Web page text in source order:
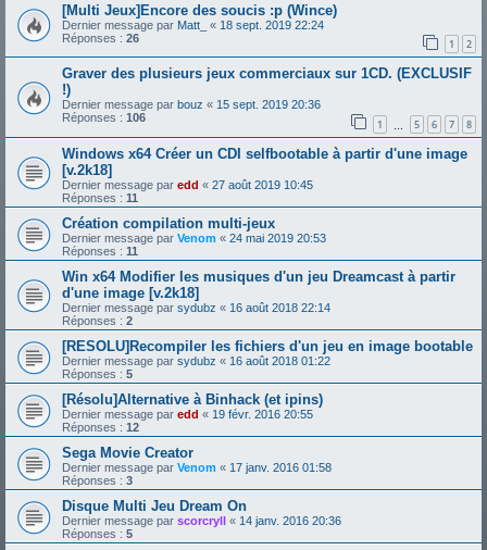
[Multi Jeux]Encore des soucis :p (Wince)
Dernier message par Matt_ « 18 sept. 2019 22:24
Réponses : 26 1 2
Graver des plusieurs jeux commerciaux sur 1CD. (EXCLUSIF
!)
Dernier message par bouz « 15 sept. 2019 20:36
Réponses : 106 1 5 6 7 8
Windows x64 Créer un CDI selfbootable à partir d'une image
[v.2k18]
Dernier message par edd « 27 août 2019 10:45
Réponses : 11
Création compilation multi-jeux
Dernier message par Venom « 24 mai 2019 20:53
Réponses : 11
Win x64 Modifier les musiques d'un jeu Dreamcast à partir
d'une image [v.2k18]
Dernier message par sydubz « 16 août 2018 22:14
Réponses : 2
[RESOLU]Recompiler les fichiers d'un jeu en image bootable
Dernier message par sydubz « 16 août 2018 01:22
Réponses : 5
[Résolu]Alternative à Binhack (et ipins)
Dernier message par edd « 19 févr. 2016 20:55
Réponses : 12
Sega Movie Creator
Dernier message par Venom « 17 janv. 2016 01:58
Réponses : 3
Disque Multi Jeu Dream On
Dernier message par scorcryll « 14 janv. 2016 20:36
Réponses : 5